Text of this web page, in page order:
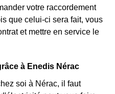
votre raccordement
que celui-ci sera fait, vous
et mettre en service le
à Enedis Nérac
soi à Nérac, il faut